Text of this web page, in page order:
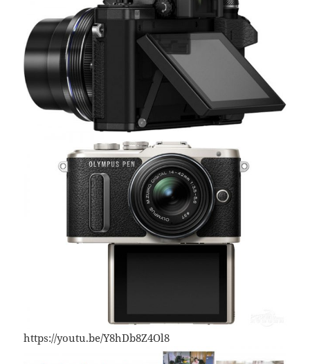
https://youtu.be/Y8hDb8Z4Ol8